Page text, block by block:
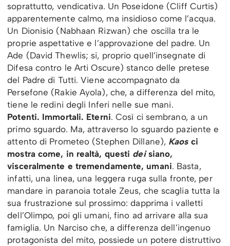
soprattutto, vendicativa. Un Poseidone (Cliff Curtis)
apparentemente calmo, ma insidioso come l’acqua.
Un Dionisio (Nabhaan Rizwan) che oscilla tra le
proprie aspettative e l’approvazione del padre. Un
Ade (David Thewlis; si, proprio quell’insegnate di
Difesa contro le Arti Oscure) stanco delle pretese
del Padre di Tutti. Viene accompagnato da
Persefone (Rakie Ayola), che, a differenza del mito,
tiene le redini degli Inferi nelle sue mani.
Potenti. Immortali. Eterni. Così ci sembrano, a un
primo sguardo. Ma, attraverso lo sguardo paziente e
attento di Prometeo (Stephen Dillane), Kaos ci
mostra come, in realtà, questi deisiano,
visceralmente e tremendamente, umani. Basta,
infatti, una linea, una leggera ruga sulla fronte, per
mandare in paranoia totale Zeus, che scaglia tutta la
sua frustrazione sul prossimo: dapprima i valletti
dell’Olimpo, poi gli umani, fino ad arrivare alla sua
famiglia. Un Narciso che, a differenza dell’ingenuo
protagonista del mito, possiede un potere distruttivo